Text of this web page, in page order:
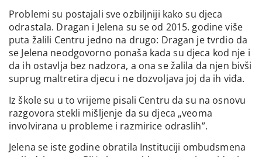
Problemi su postajali sve ozbiljniji kako su djeca
odrastala. Dragan i Jelena su se od 2015. godine više
puta žalili Centru jedno na drugo: Dragan je tvrdio da
se Jelena neodgovorno ponaša kada su djeca kod nje i
da ih ostavlja bez nadzora, a ona se žalila da njen bivši
suprug maltretira djecu i ne dozvoljava joj da ih viđa.
Iz škole su u to vrijeme pisali Centru da su na osnovu
razgovora stekli mišljenje da su djeca „veoma
involvirana u probleme i razmirice odraslih”.
Jelena se iste godine obratila Instituciji ombudsmena